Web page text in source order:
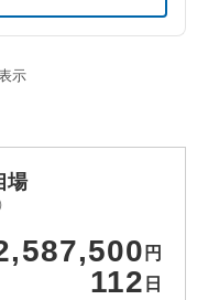
示
場
円
112 日